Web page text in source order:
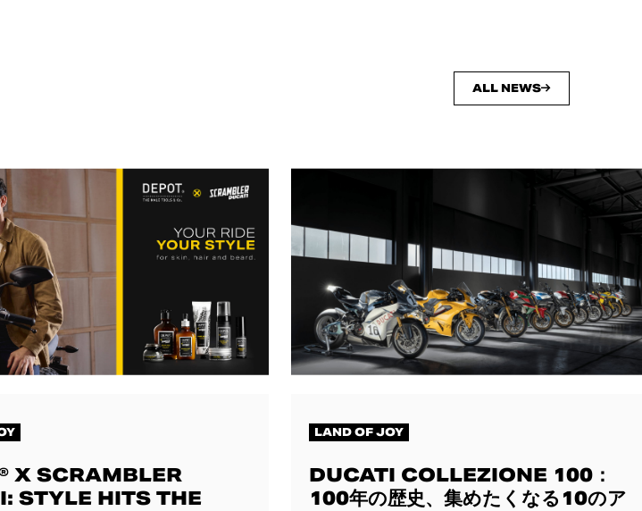
ALL NEWS
X SCRAMBLER
STYLE HITS THE
LAND OF JOY
DUCATI COLLEZIONE 100：
100年の歴史、集めたくなる10のア